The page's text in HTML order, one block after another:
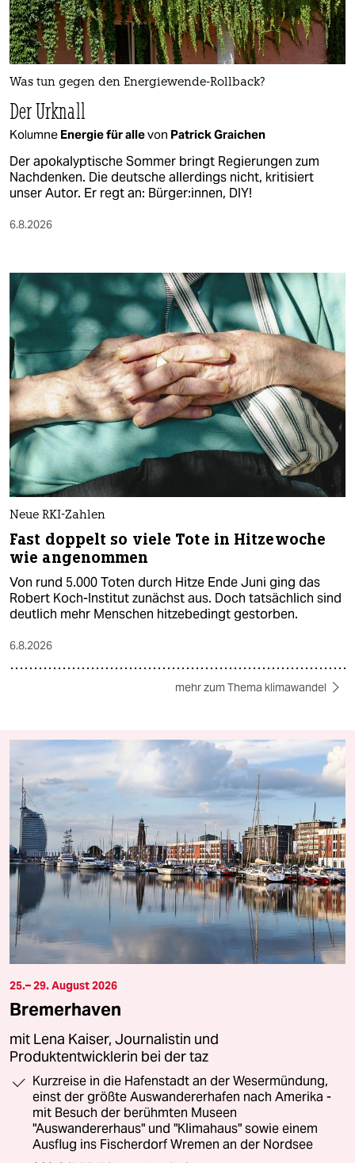
Was tun gegen den Energiewende-Rollback?
Der Urknall
Kolumne Energie für allevon Patrick Graichen
Der apokalyptische Sommer bringt Regierungen zum
Nachdenken. Die deutsche allerdings nicht, kritisiert
unser Autor. Er regt an: Bürger:innen, DIY!
6.8.2026
Neue RKI-Zahlen
Fast doppelt so viele Tote in Hitzewoche
wie angenommen
Von rund 5.000 Toten durch Hitze Ende Juni ging das
Robert Koch-Institut zunächst aus. Doch tatsächlich sind
deutlich mehr Menschen hitzebedingt gestorben.
6.8.2026
mehr zum Thema klimawandel
25.– 29. August 2026
Bremerhaven
mit Lena Kaiser, Journalistin und
Produktentwicklerin bei der taz
Kurzreise in die Hafenstadt an der Wesermündung,
einst der größte Auswandererhafen nach Amerika -
mit Besuch der berühmten Museen
"Auswandererhaus" und "Klimahaus" sowie einem
Ausflug ins Fischerdorf Wremen an der Nordsee